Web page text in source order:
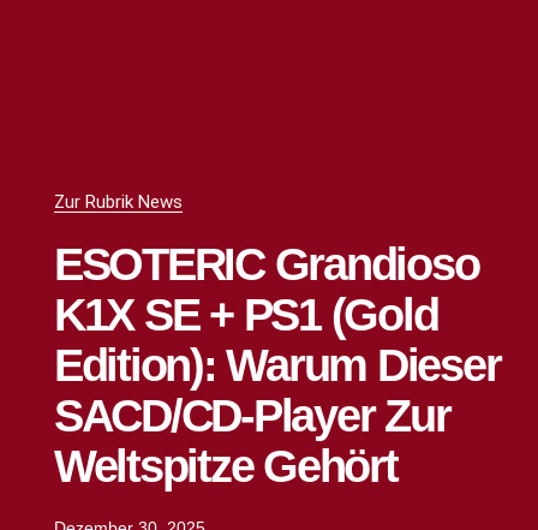
Zur Rubrik News
ESOTERIC Grandioso
K1X SE + PS1 (Gold
Edition): Warum Dieser
SACD/CD-Player Zur
Weltspitze Gehört